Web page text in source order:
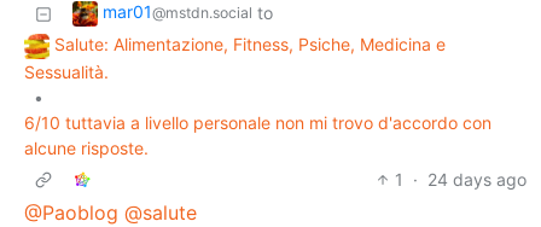
mar01@mstdn.social to
Salute: Alimentazione, Fitness, Psiche, Medicina e
Sessualità.
•
6/10 tuttavia a livello personale non mi trovo d'accordo con
alcune risposte.
1
· 24 days ago
@Paoblog @salute